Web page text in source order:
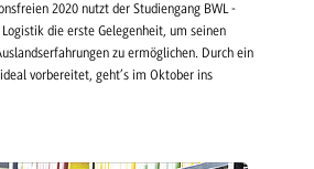
2020 nutzt der Studiengang BWL -
die erste Gelegenheit, um seinen
zu ermöglichen. Durch ein
vorbereitet, geht’s im Oktober ins